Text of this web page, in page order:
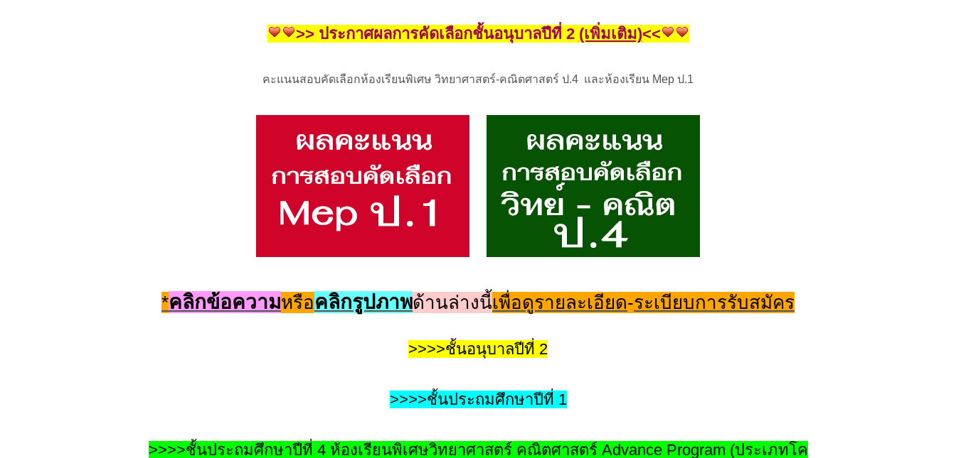
>> ประกาศผลการคัดเลือกชั้นอนุบาลปีที่ 2 (เพิ่มเติม)<<
คะแนนสอบคัดเลือกห้องเรียนพิเศษ วิทยาศาสตร์-คณิตศาสตร์ ป.4 และห้องเรียน Mep ป.1
*คลิกข้อความหรือคลิกรูปภาพด้านล่างนี้เพื่อดูรายละเอียด-ระเบียบการรับสมัคร
>>>>ชั้นอนุบาลปีที่ 2
>>>>ชั้นประถมศึกษาปีที่ 1
>>>>ชั้นประถมศึกษาปีที่ 4 ห้องเรียนพิเศษวิทยาศาสตร์ คณิตศาสตร์ Advance Program (ประเภทโค